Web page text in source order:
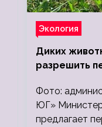
Экология
Диких
разрешить
Фото:
ЮГ»
предлагает